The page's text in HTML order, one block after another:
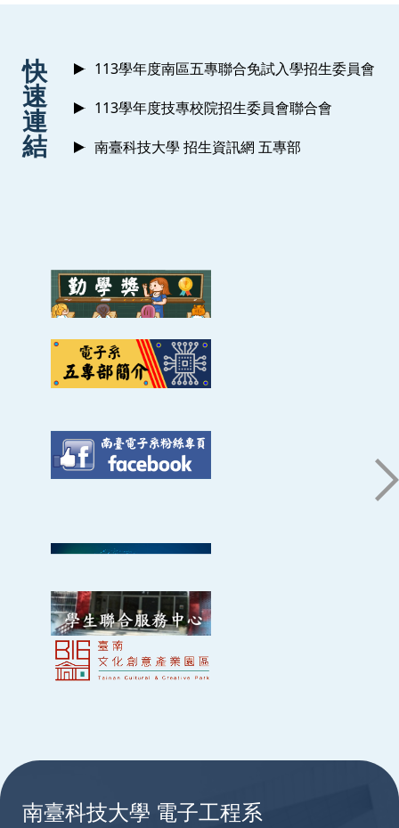
快
速
連
結
113學年度南區五專聯合免試入學招生委員會
113學年度技專校院招生委員會聯合會
南臺科技大學 招生資訊網 五專部
南臺科技大學 電子工程系